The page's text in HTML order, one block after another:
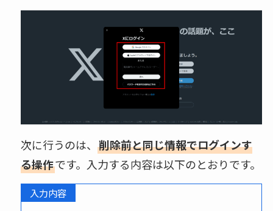
次に行うのは、 削除前と同じ情報でログインす
る操作です。入力する内容は以下のとおりです。
入力内容